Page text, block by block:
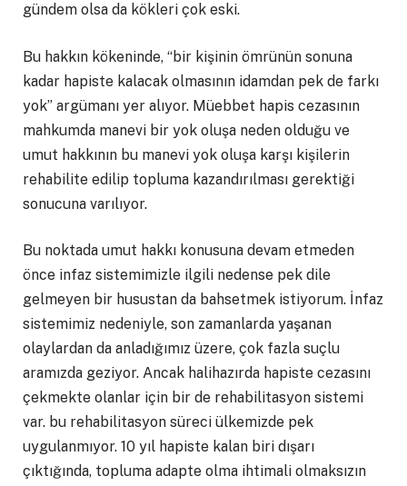
gündem olsa da kökleri çok eski.
Bu hakkın kökeninde, “bir kişinin ömrünün sonuna
kadar hapiste kalacak olmasının idamdan pek de farkı
yok” argümanı yer alıyor. Müebbet hapis cezasının
mahkumda manevi bir yok oluşa neden olduğu ve
umut hakkının bu manevi yok oluşa karşı kişilerin
rehabilite edilip topluma kazandırılması gerektiği
sonucuna varılıyor.
Bu noktada umut hakkı konusuna devam etmeden
önce infaz sistemimizle ilgili nedense pek dile
gelmeyen bir husustan da bahsetmek istiyorum. İnfaz
sistemimiz nedeniyle, son zamanlarda yaşanan
olaylardan da anladığımız üzere, çok fazla suçlu
aramızda geziyor. Ancak halihazırda hapiste cezasını
çekmekte olanlar için bir de rehabilitasyon sistemi
var. bu rehabilitasyon süreci ülkemizde pek
uygulanmıyor. 10 yıl hapiste kalan biri dışarı
çıktığında, topluma adapte olma ihtimali olmaksızın